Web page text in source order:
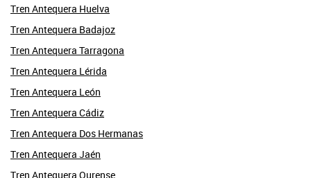
Tren Antequera Huelva
Tren Antequera Badajoz
Tren Antequera Tarragona
Tren Antequera Lérida
Tren Antequera León
Tren Antequera Cádiz
Tren Antequera Dos Hermanas
Tren Antequera Jaén
Tren Antequera Ourense